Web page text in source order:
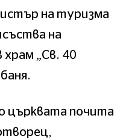
на туризма
на
„Св. 40
църквата почита